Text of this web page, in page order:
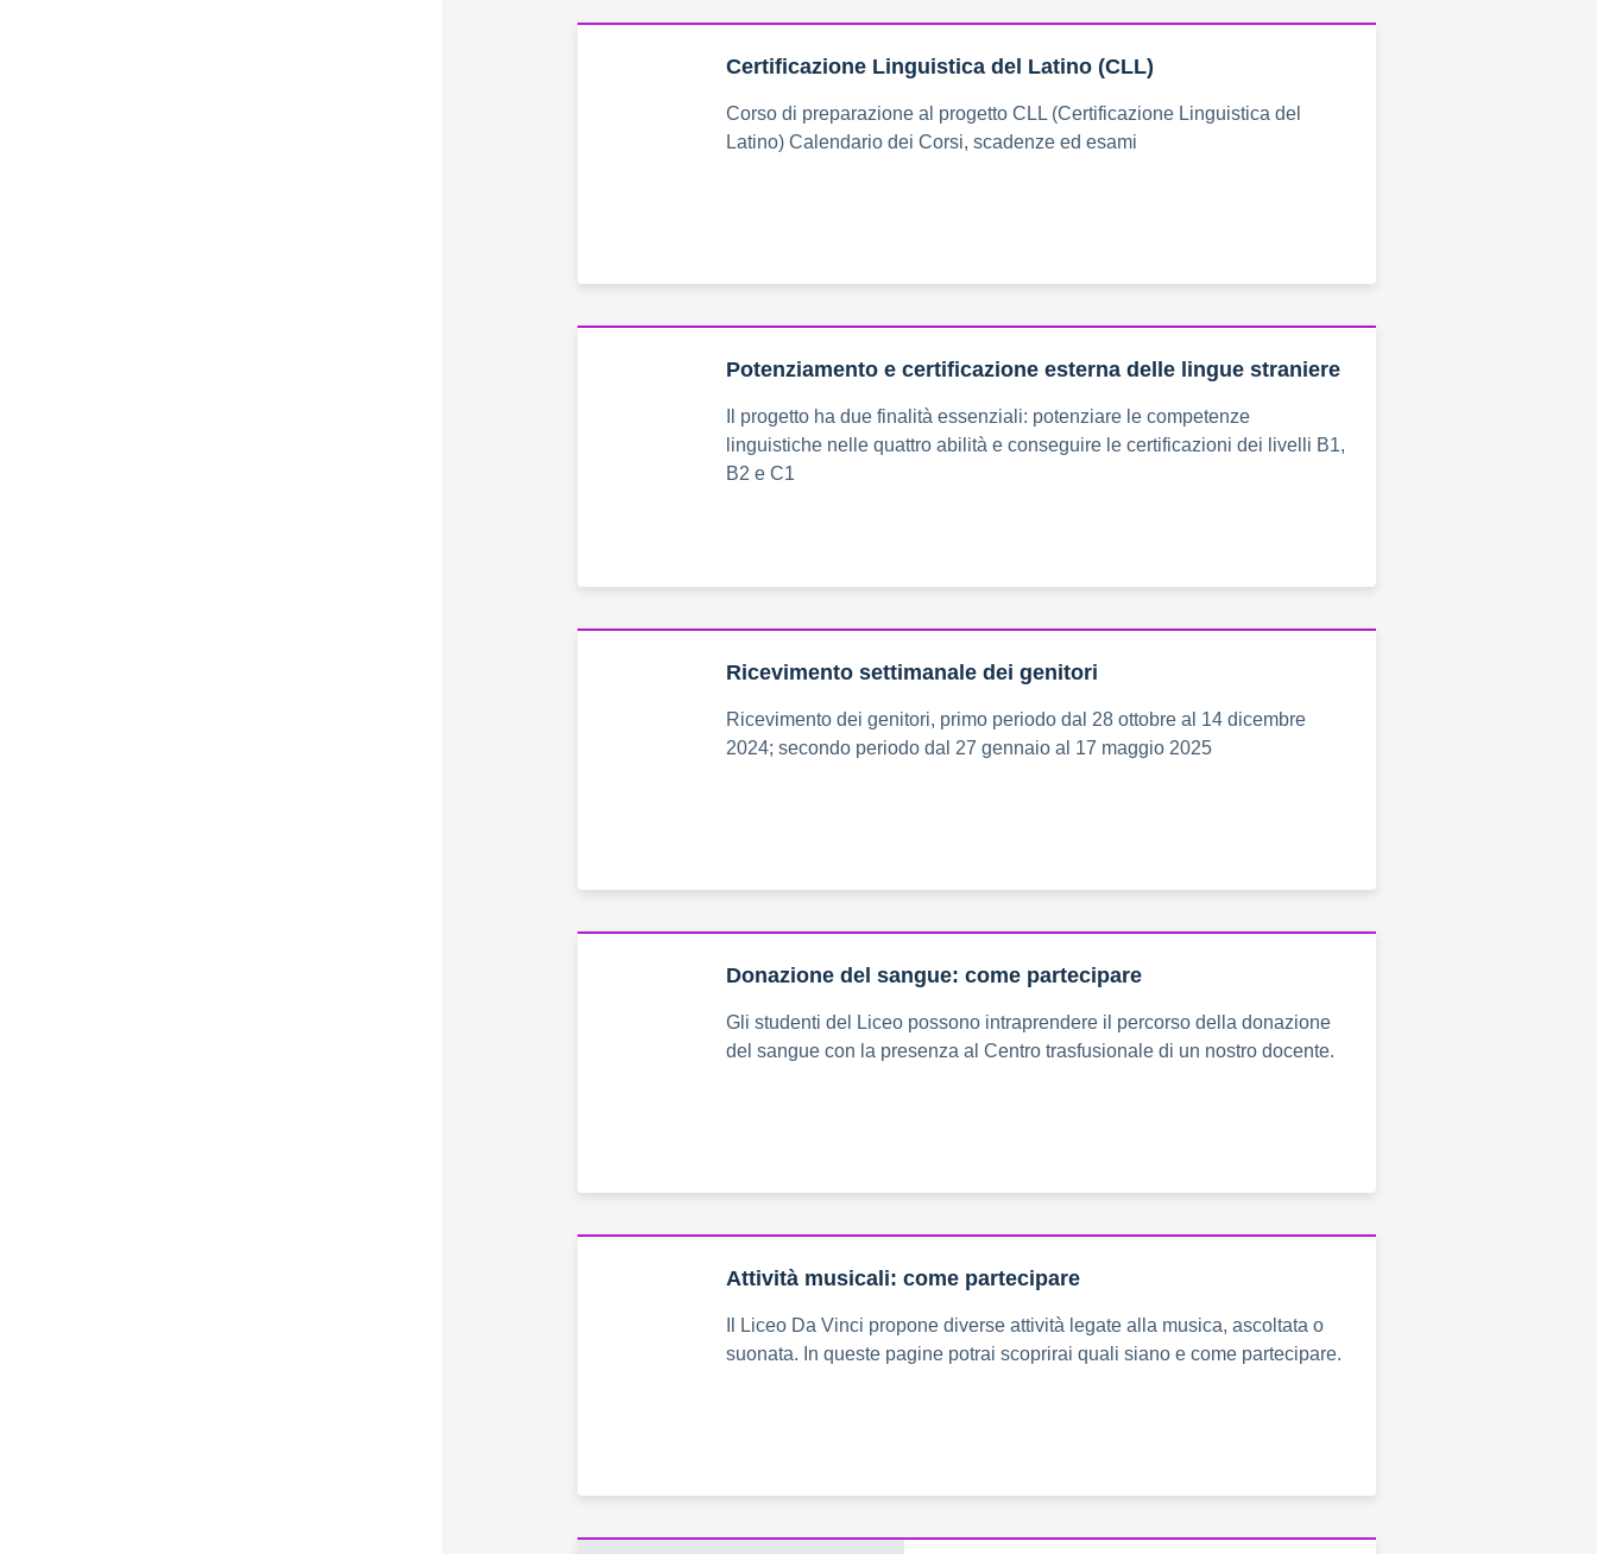
Certificazione Linguistica del Latino (CLL)
Corso di preparazione al progetto CLL (Certificazione Linguistica del
Latino) Calendario dei Corsi, scadenze ed esami
Potenziamento e certificazione esterna delle lingue straniere
Il progetto ha due finalità essenziali: potenziare le competenze
linguistiche nelle quattro abilità e conseguire le certificazioni dei livelli B1,
B2 e C1
Ricevimento settimanale dei genitori
Ricevimento dei genitori, primo periodo dal 28 ottobre al 14 dicembre
2024; secondo periodo dal 27 gennaio al 17 maggio 2025
Donazione del sangue: come partecipare
Gli studenti del Liceo possono intraprendere il percorso della donazione
del sangue con la presenza al Centro trasfusionale di un nostro docente.
Attività musicali: come partecipare
Il Liceo Da Vinci propone diverse attività legate alla musica, ascoltata o
suonata. In queste pagine potrai scoprirai quali siano e come partecipare.